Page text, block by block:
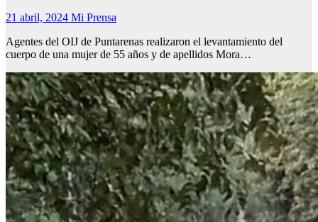
21 abril, 2024 Mi Prensa
Agentes del OIJ de Puntarenas realizaron el levantamiento del
cuerpo de una mujer de 55 años y de apellidos Mora…